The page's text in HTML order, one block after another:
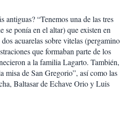
antiguas? “Tenemos una de las tres
se ponía en el altar) que existen en
acuarelas sobre vitelas (pergamino
que formaban parte de los
a la familia Lagarto. También,
misa de San Gregorio”, así como las
Baltasar de Echave Orio y Luis